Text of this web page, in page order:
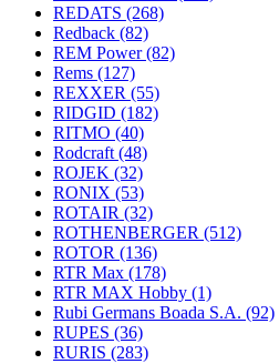
REDATS (268)
Redback (82)
REM Power(82)
Rems (127)
REXXER (55)
RIDGID (182)
RITMO (40)
Rodcraft (48)
ROJEK (32)
RONIX (53)
ROTAIR (32)
ROTHENBERGER (512)
ROTOR (136)
RTR Max (178)
RTR MAX Hobby (1)
Rubi Germans Boada S.A. (92)
RUPES (36)
RURIS (283)